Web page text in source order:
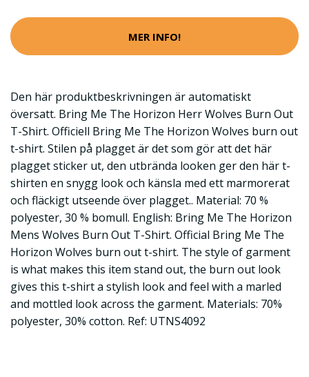
MER INFO!
Den här produktbeskrivningen är automatiskt
översatt. Bring Me The Horizon Herr Wolves Burn Out
T-Shirt. Officiell Bring Me The Horizon Wolves burn out
t-shirt. Stilen på plagget är det som gör att det här
plagget sticker ut, den utbrända looken ger den här t-
shirten en snygg look och känsla med ett marmorerat
och fläckigt utseende över plagget.. Material: 70 %
polyester, 30 % bomull. English: Bring Me The Horizon
Mens Wolves Burn Out T-Shirt. Official Bring Me The
Horizon Wolves burn out t-shirt. The style of garment
is what makes this item stand out, the burn out look
gives this t-shirt a stylish look and feel with a marled
and mottled look across the garment. Materials: 70%
polyester, 30% cotton. Ref: UTNS4092